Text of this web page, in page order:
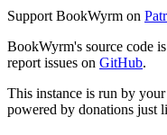
Support BookWyrm on
BookWyrm's source code
report issues on GitHub.
This instance is run by
powered by donations just